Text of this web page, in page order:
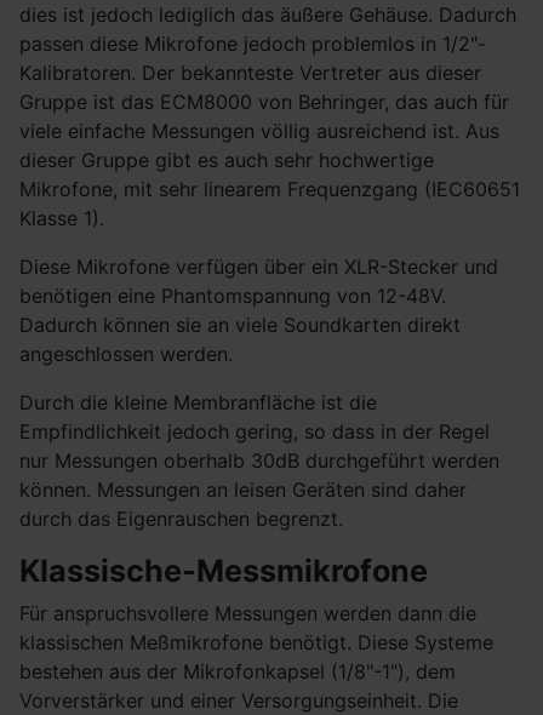
dies ist jedoch lediglich das äußere Gehäuse. Dadurch
passen diese Mikrofone jedoch problemlos in 1/2"-
Kalibratoren. Der bekannteste Vertreter aus dieser
Gruppe ist das ECM8000 von Behringer, das auch für
viele einfache Messungen völlig ausreichend ist. Aus
dieser Gruppe gibt es auch sehr hochwertige
Mikrofone, mit sehr linearem Frequenzgang (IEC60651
Klasse 1).
Diese Mikrofone verfügen über ein XLR-Stecker und
benötigen eine Phantomspannung von 12-48V.
Dadurch können sie an viele Soundkarten direkt
angeschlossen werden.
Durch die kleine Membranfläche ist die
Empfindlichkeit jedoch gering, so dass in der Regel
nur Messungen oberhalb 30dB durchgeführt werden
können. Messungen an leisen Geräten sind daher
durch das Eigenrauschen begrenzt.
Klassische-Messmikrofone
Für anspruchsvollere Messungen werden dann die
klassischen Meßmikrofone benötigt. Diese Systeme
bestehen aus der Mikrofonkapsel (1/8"-1"), dem
Vorverstärker und einer Versorgungseinheit. Die